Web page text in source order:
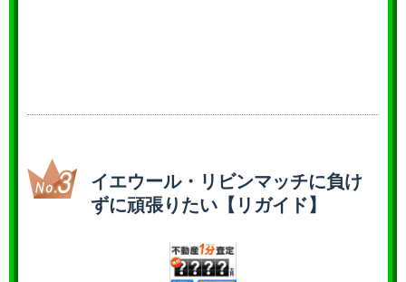
イエウール・リビンマッチに負け
ずに頑張りたい【リガイド】